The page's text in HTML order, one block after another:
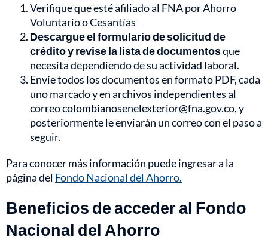
Verifique que esté afiliado al FNA por Ahorro
Voluntario o Cesantías
Descargue el formulario de solicitud de
crédito y revise la lista de documentosque
necesita dependiendo de su actividad laboral.
Envíe todos los documentos en formato PDF, cada
uno marcado y en archivos independientes al
correocolombianosenelexterior@fna.gov.co, y
posteriormente le enviarán un correo con el paso a
seguir.
Para conocer más información puede ingresar a la
página del Fondo Nacional del Ahorro.
Beneficios de acceder al Fondo
Nacional del Ahorro